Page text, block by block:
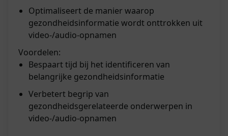
Optimaliseert de manier waarop
gezondheidsinformatie wordt onttrokken uit
video-/audio-opnamen
Voordelen:
Bespaart tijd bij het identificeren van
belangrijke gezondheidsinformatie
Verbetert begrip van
gezondheidsgerelateerde onderwerpen in
video-/audio-opnamen